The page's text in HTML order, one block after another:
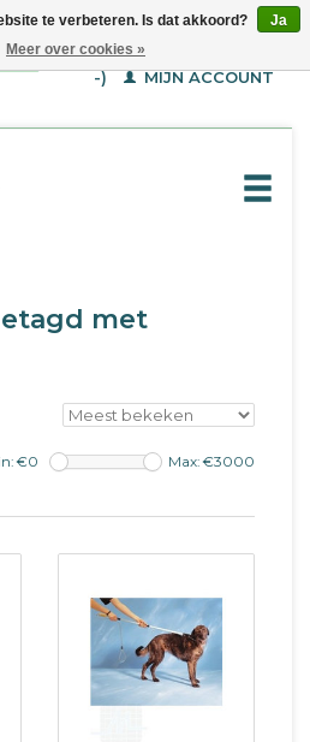
WINKELWAGEN (€--,-
-)
MIJN ACCOUNT
met
€0 Max: €3000
te verbeteren. Is dat akkoord?
Ja
Meer over cookies »